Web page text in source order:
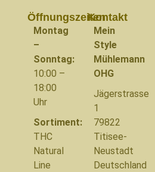
Kontakt
Mein
Style
Mühlemann
OHG
Jägerstrasse
1
79822
Titisee-
Neustadt
Deutschland
Öffnungszeiten
Montag
–
Sonntag:
10:00 –
18:00
Uhr
Sortiment:
THC
Natural
Line